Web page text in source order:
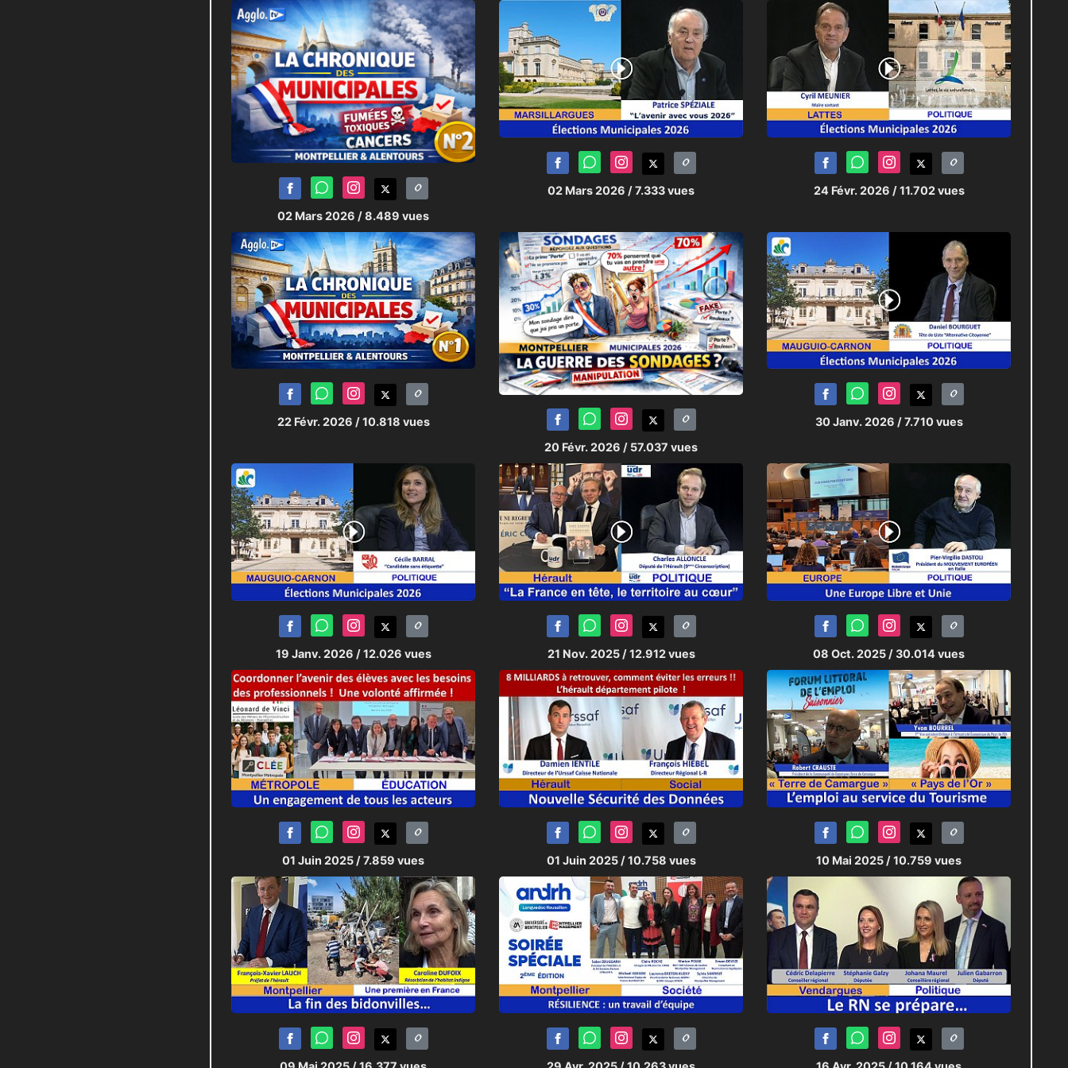
têtes de liste ayant un même point commun...
Journaliste :Pierric-Joël LOUBAT
Technicien Plateau :Audric
Monteur :Victor
02 Mars 2026 / 8.489 vues
02 Mars 2026 / 7.333 vues 24 Févr. 2026 / 11.702 vues
22 Févr. 2026 / 10.818 vues
20 Févr. 2026 / 57.037 vues
30 Janv. 2026 / 7.710 vues
19 Janv. 2026 / 12.026 vues 21 Nov. 2025 / 12.912 vues 08 Oct. 2025 / 30.014 vues
01 Juin 2025 / 7.859 vues 01 Juin 2025 / 10.758 vues 10 Mai 2025 / 10.759 vues